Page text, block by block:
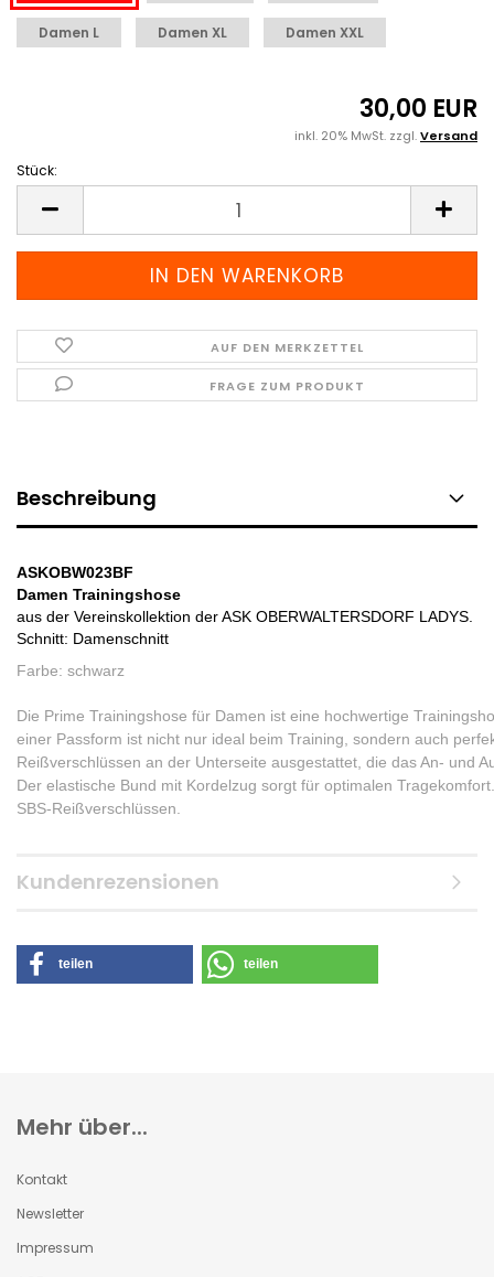
Damen L Damen XL Damen XXL
30,00 EUR
inkl. 20% MwSt. zzgl.Versand
Stück:
AUF DEN MERKZETTEL
FRAGE ZUM PRODUKT
Beschreibung
ASKOBW023BF
Damen Trainingshose
aus der Vereinskollektion der ASK OBERWALTERSDORF LADYS.
Schnitt: Damenschnitt
Farbe: schwarz
Die Prime Trainingshose für Damen ist eine hochwertige
einer Passform ist nicht nur ideal beim Training, sondern auch
Reißverschlüssen an der Unterseite ausgestattet, die das An- und
Der elastische Bund mit Kordelzug sorgt für optimalen
SBS-Reißverschlüssen.
Kundenrezensionen
teilen teilen
Mehr über...
Kontakt
Newsletter
Impressum